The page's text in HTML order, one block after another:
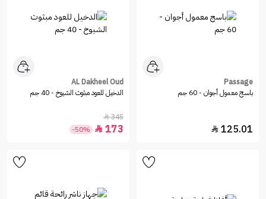
Passage
باسج معمول أجوان - 60 جم
125.01

AL Dakheel Oud
الدخيل للعود مبثوث الشيوخ - 40 جم
345

173

-50%